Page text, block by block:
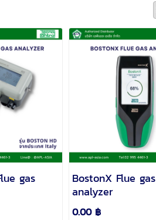
gas
BostonX Flue gas
analyzer
0.00 ฿